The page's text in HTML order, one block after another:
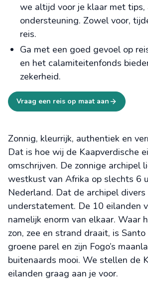
we altijd voor je klaar met tips,
ondersteuning. Zowel voor,
reis.
Ga met een goed gevoel op
en het calamiteitenfonds
zekerheid.
Vraag een reis op maat aan
Zonnig, kleurrijk, authentiek en
Dat is hoe wij de Kaapverdische
omschrijven. De zonnige archipel
westkust van Afrika op slechts 6
Nederland. Dat de archipel divers
understatement. De 10 eilanden
namelijk enorm van elkaar. Waar
zon, zee en strand draait, is
groene parel en zijn Fogo’s
buitenaards mooi. We stellen de
eilanden graag aan je voor.